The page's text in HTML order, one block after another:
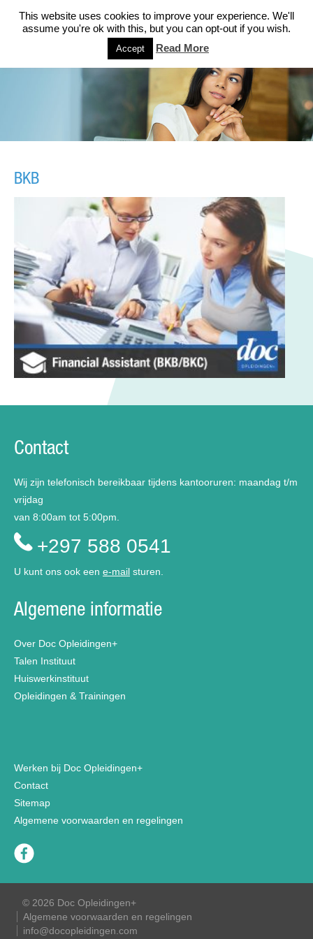
BKB
This website uses cookies to improve your experience. We'll
assume you're ok with this, but you can opt-out if you wish.
Accept Read More
Contact
Wij zijn telefonisch bereikbaar tijdens kantooruren: maandag t/m
vrijdag
van 8:00am tot 5:00pm.
+297 588 0541
U kunt ons ook een e-mail sturen.
Algemene informatie
Over Doc Opleidingen+
Talen Instituut
Huiswerkinstituut
Opleidingen & Trainingen
Werken bij Doc Opleidingen+
Contact
Sitemap
Algemene voorwaarden en regelingen
© 2026 Doc Opleidingen+
Algemene voorwaarden en regelingen
info@docopleidingen.com